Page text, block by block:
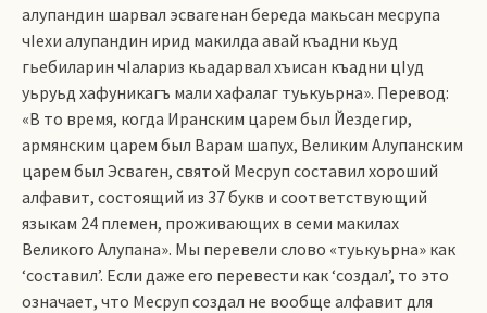
алупандин шарвал эсвагенан береда макьсан месрупа
чIехи алупандин ирид макилда авай къадни кьуд
гьебиларин чIалариз кьадарвал хъисан къадни цIуд
уьруьд хафуникагъ мали хафалаг туькуьрна». Перевод:
«В то время, когда Иранским царем был Йездегир,
армянским царем был Варам шапух, Великим Алупанским
царем был Эсваген, святой Месруп составил хороший
алфавит, состоящий из 37 букв и соответствующий
языкам 24 племен, проживающих в семи макилах
Великого Алупана». Мы перевели слово «туькуьрна» как
‘составил’. Если даже его перевести как ‘создал’, то это
означает, что Месруп создал не вообще алфавит для